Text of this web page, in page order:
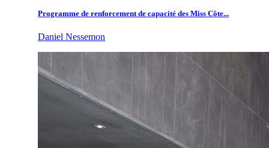
Programme de renforcement de capacité des Miss Côte...
Daniel Nessemon